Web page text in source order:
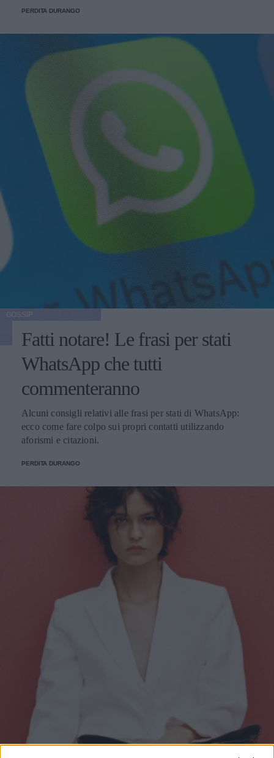
PERDITA DURANGO
Fatti notare! Le frasi per stati
WhatsApp che tutti
commenteranno
Alcuni consigli relativi alle frasi per stati di WhatsApp:
ecco come fare colpo sui propri contatti utilizzando
aforismi e citazioni.
PERDITA DURANGO